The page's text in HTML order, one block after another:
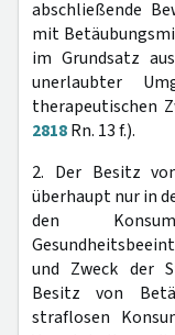
abschließende
mit
im Grundsatz
unerlaubter
therapeutischen
2818Rn. 13 f.).
2. Der Besitz
überhaupt nur in
den
und Zweck der
Besitz von
straflosen